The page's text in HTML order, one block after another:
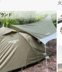
ランド